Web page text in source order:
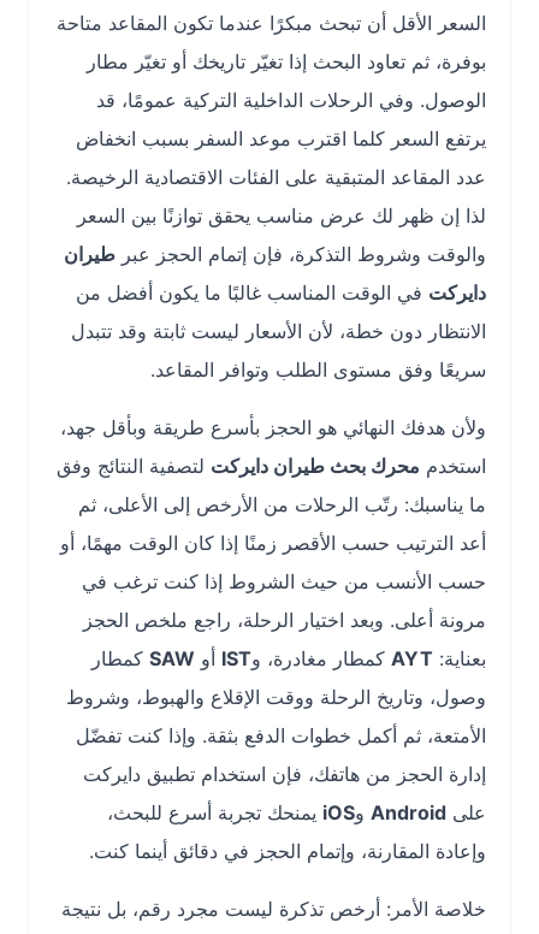
السعر الأقل أن تبحث مبكرًا عندما تكون المقاعد متاحة
بوفرة، ثم تعاود البحث إذا تغيّر تاريخك أو تغيّر مطار
الوصول. وفي الرحلات الداخلية التركية عمومًا، قد
يرتفع السعر كلما اقترب موعد السفر بسبب انخفاض
عدد المقاعد المتبقية على الفئات الاقتصادية الرخيصة.
لذا إن ظهر لك عرض مناسب يحقق توازنًا بين السعر
والوقت وشروط التذكرة، فإن إتمام الحجز عبرطيران
دايركتفي الوقت المناسب غالبًا ما يكون أفضل من
الانتظار دون خطة، لأن الأسعار ليست ثابتة وقد تتبدل
سريعًا وفق مستوى الطلب وتوافر المقاعد.
ولأن هدفك النهائي هو الحجز بأسرع طريقة وبأقل جهد،
استخدممحرك بحث طيران دايركتلتصفية النتائج وفق
ما يناسبك: رتّب الرحلات من الأرخص إلى الأعلى، ثم
أعد الترتيب حسب الأقصر زمنًا إذا كان الوقت مهمًا، أو
حسب الأنسب من حيث الشروط إذا كنت ترغب في
مرونة أعلى. وبعد اختيار الرحلة، راجع ملخص الحجز
بعناية:AYT كمطار مغادرة، وISTأوSAW كمطار
وصول، وتاريخ الرحلة ووقت الإقلاع والهبوط، وشروط
الأمتعة، ثم أكمل خطوات الدفع بثقة. وإذا كنت تفضّل
إدارة الحجز من هاتفك، فإن استخدام تطبيق دايركت
AndroidوiOS يمنحك تجربة أسرع للبحث،
وإعادة المقارنة، وإتمام الحجز في دقائق أينما كنت.
خلاصة الأمر: أرخص تذكرة ليست مجرد رقم، بل نتيجة